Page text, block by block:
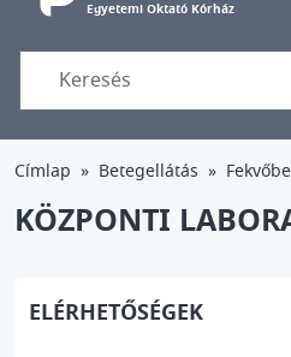
Egyetemi Oktató Kórház
Címlap Betegellátás
KÖZPONTI
ELÉRHETŐSÉGEK